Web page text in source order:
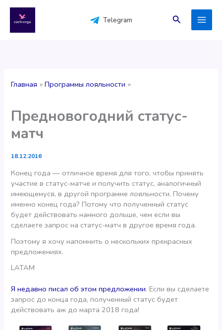
содержимому
Telegram Поиск
Главная Программы лояльности
Предновогодний статус-
матч
18.12.2016
Конец года — отличное время для того, чтобы принять
участие в статус-матче и получить статус, аналогичный
имеющемуся, в другой программе лояльности. Почему
именно конец года? Потому что полученный статус
будет действовать намного дольше, чем если вы
сделаете запрос на статус-матч в другое время года.
Поэтому я хочу напомнить о нескольких прекрасных
предложениях.
LATAM
Я недавно писал об этом предложении. Если вы сделаете
запрос до конца года, полученный статус будет
действовать аж до марта 2018 года!